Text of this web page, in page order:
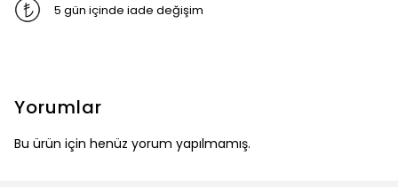
5 gün içinde iade değişim
Yorumlar
Bu ürün için henüz yorum yapılmamış.